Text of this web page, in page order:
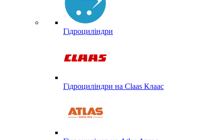
Гідроциліндри
Гідроциліндри на Claas Клаас